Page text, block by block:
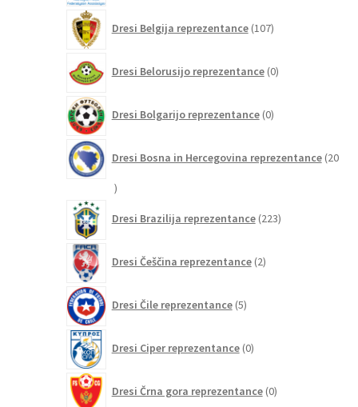
Dresi Belgija reprezentance 107izdelkov
Dresi Belorusijo reprezentance 0izdelkov
Dresi Bolgarijo reprezentance 0izdelkov
Dresi Bosna in Hercegovina reprezentance 20
20
Dresi Brazilija reprezentance 223izdelkov
Dresi Češčina reprezentance 2izdelka
Dresi Čile reprezentance 5izdelkov
Dresi Ciper reprezentance 0izdelkov
Dresi Črna gora reprezentance 0izdelkov